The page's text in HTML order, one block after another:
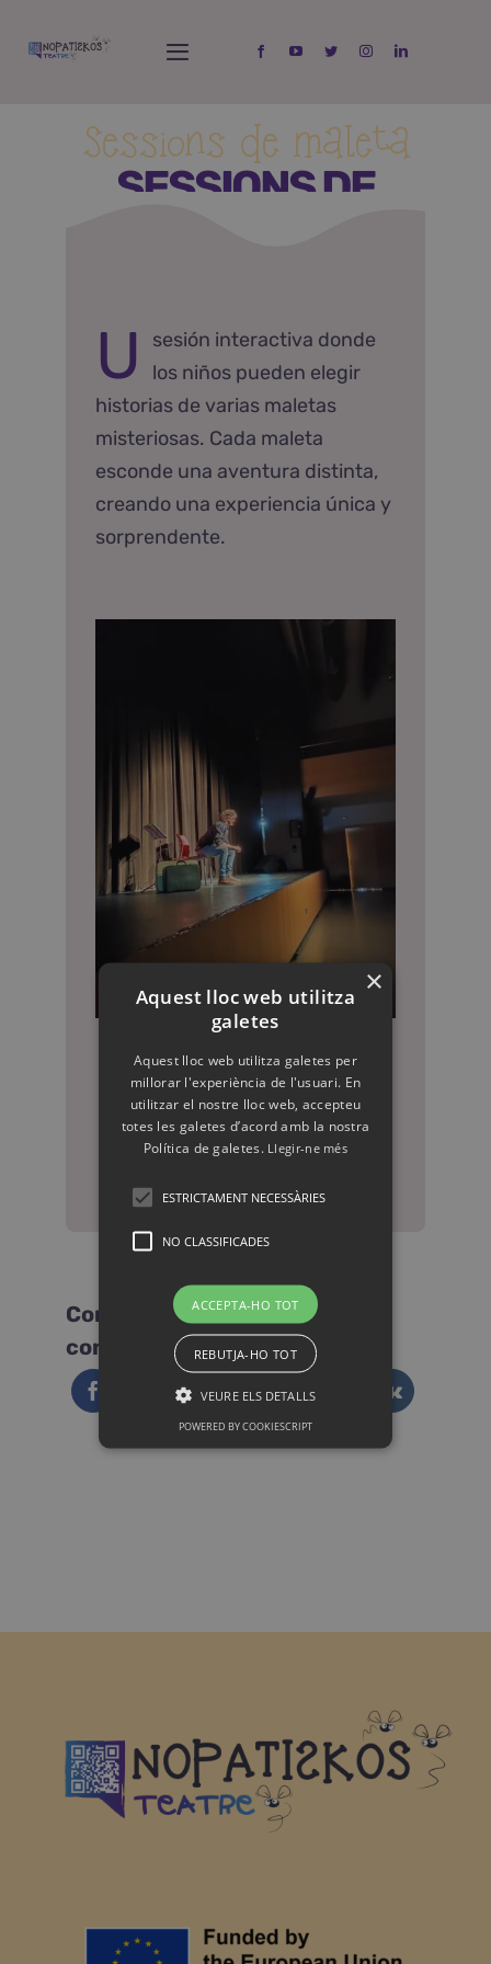
Toggle
Espectáculos
Contacta
SESSIONS DE
Sessions de maleta
U
sesión interactiva donde
los niños pueden elegir
historias de varias maletas
misteriosas. Cada maleta
esconde una aventura distinta,
creando una experiencia única y
sorprendente.
CONTACTA CONMIGO
CONTACTAR
Comparteix-ho amb els teus
coneguts
×
Aquest lloc web utilitza
galetes
Aquest lloc web utilitza galetes per
millorar l'experiència de l'usuari. En
utilitzar el nostre lloc web, accepteu
totes les galetes d’acord amb la nostra
Política de galetes. Llegir-ne més
ESTRICTAMENT NECESSÀRIES
NO CLASSIFICADES
ACCEPTA-HO TOT
REBUTJA-HO TOT
VEURE ELS DETALLS
POWERED BY COOKIESCRIPT